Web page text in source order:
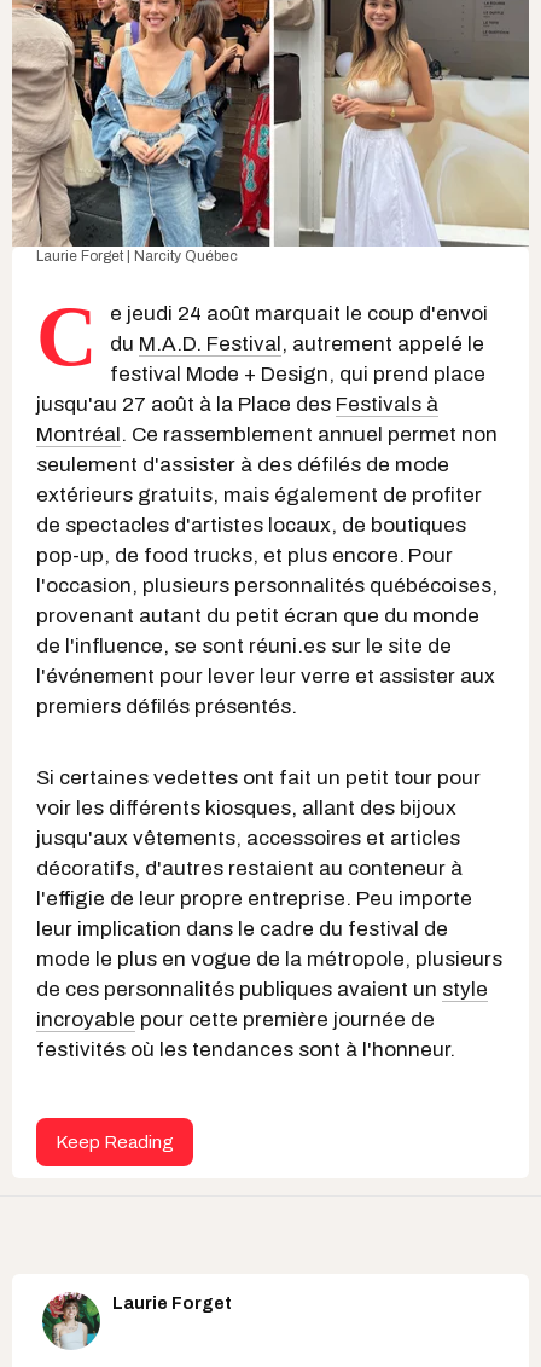
Laurie Forget | Narcity Québec
C
e jeudi 24 août marquait le coup d'envoi
du M.A.D. Festival, autrement appelé le
festival Mode + Design, qui prend place
jusqu'au 27 août à la Place des Festivals à
Montréal. Ce rassemblement annuel permet non
seulement d'assister à des défilés de mode
extérieurs gratuits, mais également de profiter
de spectacles d'artistes locaux, de boutiques
pop-up, de food trucks, et plus encore. Pour
l'occasion, plusieurs personnalités québécoises,
provenant autant du petit écran que du monde
de l'influence, se sont réuni.es sur le site de
l'événement pour lever leur verre et assister aux
premiers défilés présentés.
Si certaines vedettes ont fait un petit tour pour
voir les différents kiosques, allant des bijoux
jusqu'aux vêtements, accessoires et articles
décoratifs, d'autres restaient au conteneur à
l'effigie de leur propre entreprise. Peu importe
leur implication dans le cadre du festival de
mode le plus en vogue de la métropole, plusieurs
de ces personnalités publiques avaient un style
incroyable pour cette première journée de
festivités où les tendances sont à l'honneur.
Keep Reading
Laurie Forget